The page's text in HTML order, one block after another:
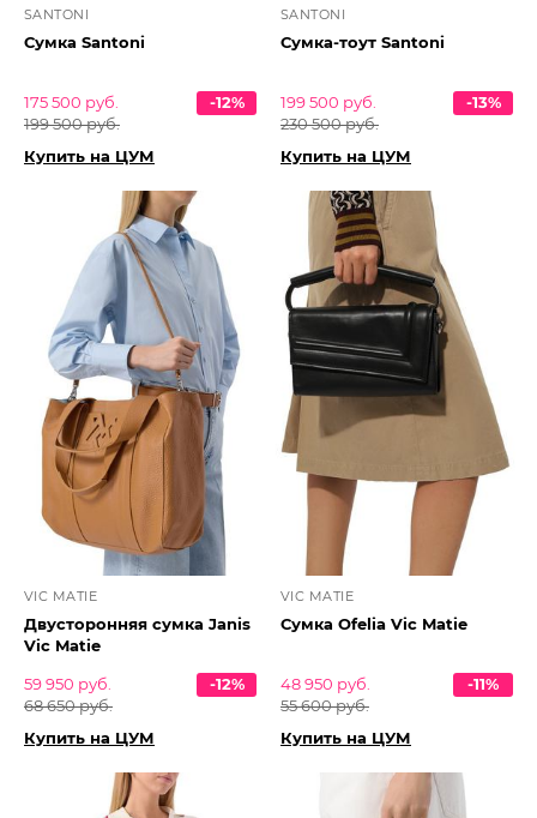
SANTONI
Сумка Santoni
175 500 руб.
199 500 руб.
-12%
Купить на ЦУМ
SANTONI
Сумка-тоут Santoni
199 500 руб.
230 500 руб.
-13%
Купить на ЦУМ
VIC MATIE
Двусторонняя сумка Janis
Vic Matie
59 950 руб.
68 650 руб.
-12%
Купить на ЦУМ
VIC MATIE
Сумка Ofelia Vic Matie
48 950 руб.
55 600 руб.
-11%
Купить на ЦУМ